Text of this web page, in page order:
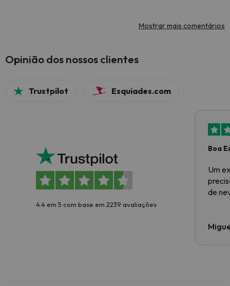
Mostrar mais comentários
Opinião dos nossos clientes
Trustpilot Esquiades.com
4.4 em 5 com base em 2239 avaliações
Boa
Um
de